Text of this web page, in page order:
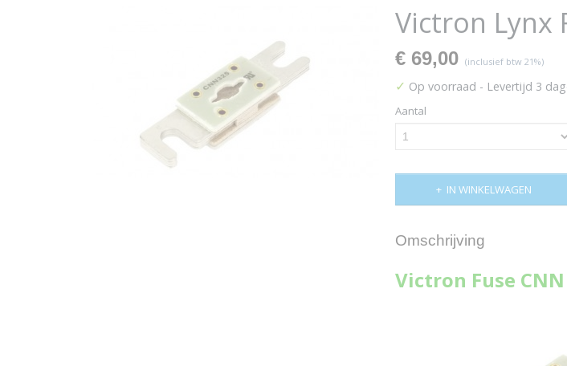
Victron Lynx
€ 69,00 (inclusief btw 21%)
✓ Op voorraad - Levertijd 3
Aantal
IN WINKELWAGEN
Omschrijving
Victron Fuse